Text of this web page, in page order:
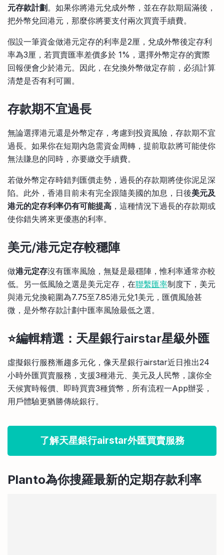
元存款計劃。如果你將港元兌成外幣，並在存款期屆滿後，
把外幣兌回港元，那麼你將要支付兩次買賣手續費。
假設一筆資金做港元定存的利率是2厘，兌成外幣後定存利
率為3厘，若買賣匯率差價多於 1%，選擇外幣定存的實際
回報便會少於港元。因此，在兌換外幣做定存前，必須計算
清楚是否有利可圖。
存款期不宜過長
無論選擇港元還是外幣定存，考慮到投資風險，存款期不宜
過長。如果你在短期內急需資金周轉，提前取款將可能使你
無法賺息的同時，亦要繳交手續費。
若做外幣定存時錯判匯價走勢，過長的存款期將使你泥足深
陷。此外，香港目前未有完全跟隨美國的加息，日後美元及
港元的定存利率仍有可能提高 ，這種情況下過長的存款期或
使你錯失將來更優惠的利率。
美元/港元定存較穩陣
做港元定存沒有匯率風險，無疑是最穩陣，惟利率通常亦較
低。另一低風險之選是美元定存，在聯繫匯率制度下，美元
與港元兌換範圍為7.75至7.85港元兌1美元，匯價風險甚
微，是外幣存款計劃中匯率風險最低之選。
⭐️編輯精選：天星銀行airstar星級外匯
虛擬銀行服務漸趨多元化，像天星銀行airstar近日推出24
小時外匯買賣服務，支援3種港元、美元及人民幣，讓你全
天候實時報價、即時買賣3種貨幣，所有流程一App辦妥，
用戶體驗更猶勝傳統銀行。
了解天星銀行airstar外匯買賣服務
Planto為你搜羅最新的定期存款利率